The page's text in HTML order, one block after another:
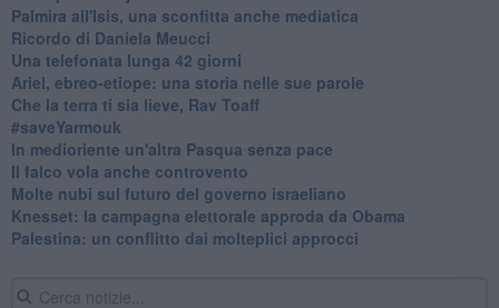
Palmira all'Isis, una sconfitta anche mediatica
Ricordo di Daniela Meucci
​Una telefonata lunga 42 giorni
​Ariel, ebreo-etiope: una storia nelle sue parole
Che la terra ti sia lieve, Rav Toaff
​#saveYarmouk
​In medioriente un'altra Pasqua senza pace
​Il falco vola anche controvento
Molte nubi sul futuro del governo israeliano
Knesset: la campagna elettorale approda da Obama
Palestina: un conflitto dai molteplici approcci